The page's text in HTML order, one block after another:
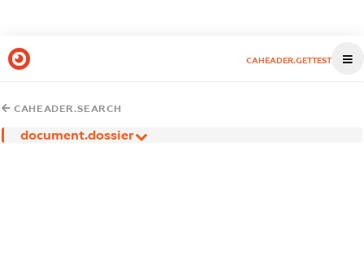
CAHEADER.GETTEST
CAHEADER.SEARCH
document.dossier